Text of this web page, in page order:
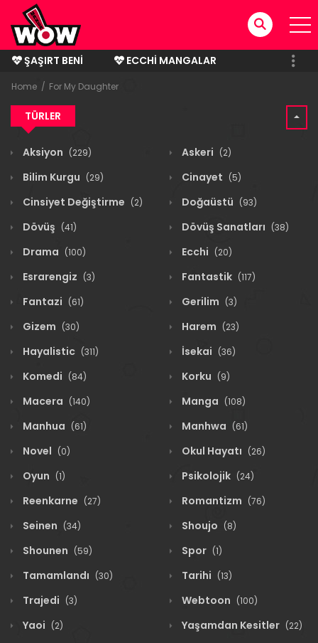
ŞAŞIRT BENI
ECCHI MANGALAR
BITMIŞ MANGALAR
Home For My Daughter
TÜRLER
Aksiyon (229) Askeri (2)
Bilim Kurgu (29) Cinayet (5)
Cinsiyet Değiştirme (2) Doğaüstü (93)
Dövüş (41) Dövüş Sanatları (38)
Drama (100) Ecchi (20)
Esrarengiz (3) Fantastik (117)
Fantazi (61) Gerilim (3)
Gizem (30) Harem (23)
Hayalistic (311) İsekai (36)
Komedi (84) Korku (9)
Macera (140) Manga (108)
Manhua (61) Manhwa (61)
Novel (0) Okul Hayatı (26)
Oyun (1) Psikolojik (24)
Reenkarne (27) Romantizm (76)
Seinen (34) Shoujo (8)
Shounen (59) Spor (1)
Tamamlandı (30) Tarihi (13)
Trajedi (3) Webtoon (100)
Yaoi (2) Yaşamdan Kesitler (22)